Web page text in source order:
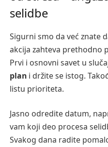
selidbe
Sigurni smo da već znate
akcija zahteva prethodno
Prvi i osnovni savet u
plan i držite se istog.
listu prioriteta.
Jasno odredite datum,
vam koji deo procesa
Svakog dana radite